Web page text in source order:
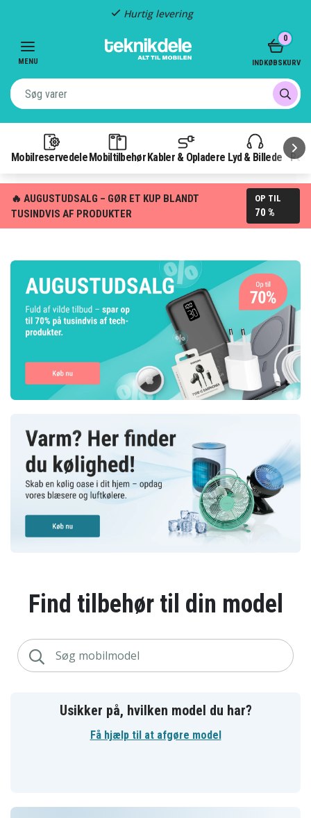
Hurtig levering
MENU
Mobilreservedele Mobiltilbehør Kabler & Opladere Lyd & Billede
0
INDKØBSKURV
🔥 AUGUSTUDSALG – GØR ET KUP BLANDT
TUSINDVIS AF PRODUKTER
OP TIL
70 %
Find tilbehør til din model
Usikker på, hvilken model du har?
Få hjælp til at afgøre model